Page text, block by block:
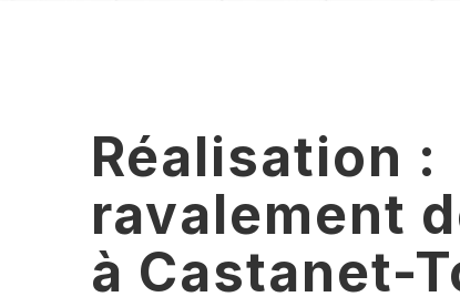
Réalisation :
ravalement
à Castanet-